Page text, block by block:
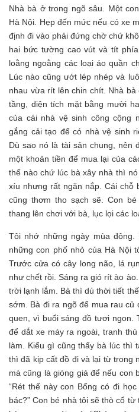
Nhà bà ở trong ngõ sâu. Một
Hà Nội. Hẹp đến mức nếu có xe
định đi vào phải đứng chờ chứ
hai bức tường cao vút và tít
loằng ngoằng các loại áo quần
Lúc nào cũng ướt lép nhép và
nhau vừa rít lên chin chít. Nhà
tầng, diện tích mặt bằng mười
của cái nhà vệ sinh công cộng
gắng cải tạo để có nhà vệ sinh
Dù sao nó là tài sản chung, nên
một khoản tiền để mua lại của
thế nào chứ lúc bà xây nhà thì
xíu nhưng rất ngăn nắp. Cái chỗ
cũng thơm tho sạch sẽ. Con
thang lên chơi với bà, lục lọi các
Tôi nhớ những ngày mùa
những con phố nhỏ của Hà Nội
Trước cửa có cây long não, lá
như chết rồi. Sáng ra gió rít ào
trời lạnh lắm. Bà thì dù thời tiết
sớm. Bà đi ra ngõ để mua rau
quen, vì buổi sáng đồ tươi ngon.
để dắt xe máy ra ngoài, tranh
làm. Kiểu gì cũng thấy bà lúc thì
thì đã kịp cất đồ đi và lại từ trong
mà cũng là gióng giả để nếu con
“Rét thế này con Bống có đi
bác?” Con bé nhà tôi sẽ thò cổ